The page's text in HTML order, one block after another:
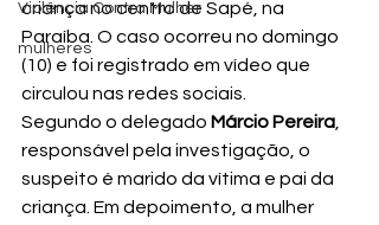
Violência Contra Mulher
mulheres
criança no centro de Sapé, na
Paraíba. O caso ocorreu no domingo
(10) e foi registrado em vídeo que
circulou nas redes sociais.
Segundo o delegado Márcio Pereira
responsável pela investigação, o
suspeito é marido da vítima e pai da
criança. Em depoimento, a mulher